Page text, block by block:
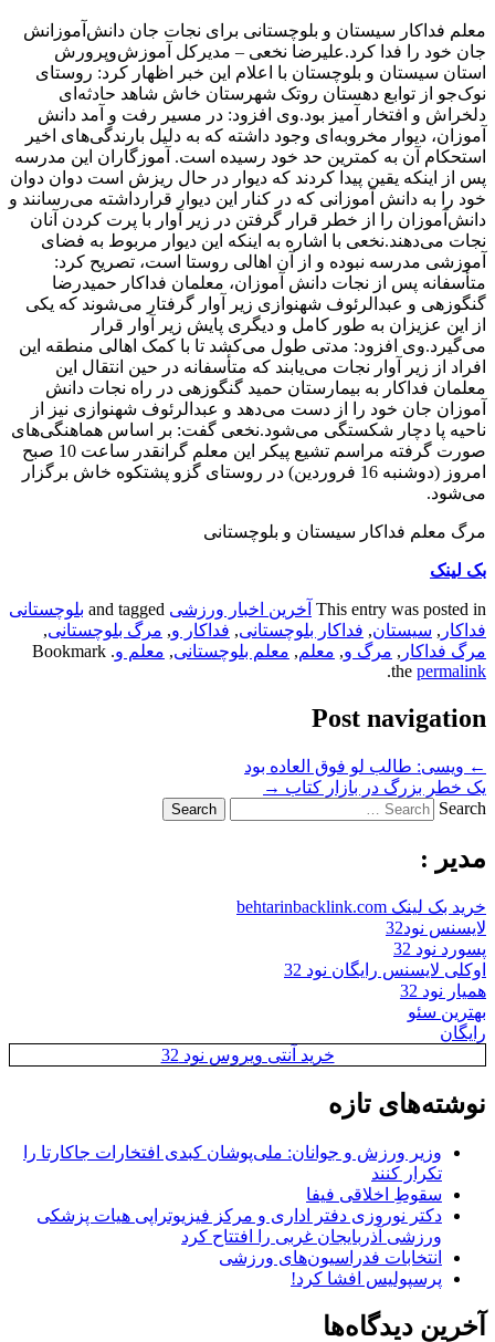
معلم فداکار سیستان و بلوچستانی برای نجات جان دانش‌آموزانش
جان خود را فدا کرد.علیرضا نخعی – مدیرکل آموزش‌وپرورش
استان سیستان و بلوچستان با اعلام این خبر اظهار کرد: روستای
نوک‌جو از توابع دهستان روتک شهرستان خاش شاهد حادثه‌ای
دلخراش و افتخار آمیز بود.وی افزود: در مسیر رفت و آمد دانش
آموزان، دیوار مخروبه‌ای وجود داشته که به دلیل بارندگی‌های اخیر
استحکام آن به کمترین حد خود رسیده است. آموزگاران این مدرسه
پس از اینکه یقین پیدا کردند که دیوار در حال ریزش است دوان دوان
خود را به دانش آموزانی که در کنار این دیوار قرارداشته می‌رسانند و
دانش‌آموزان را از خطر قرار گرفتن در زیر آوار با پرت کردن آنان
نجات می‌دهند.نخعی با اشاره به اینکه این دیوار مربوط به فضای
آموزشی مدرسه نبوده و از آن اهالی روستا است، تصریح کرد:
متأسفانه پس از نجات دانش آموزان، معلمان فداکار حمیدرضا
گنگوزهی و عبدالرئوف شهنوازی زیر آوار گرفتار می‌شوند که یکی
از این عزیزان به طور کامل و دیگری پایش زیر آوار قرار
می‌گیرد.وی افزود: مدتی طول می‌کشد تا با کمک اهالی منطقه این
افراد از زیر آوار نجات می‌یابند که متأسفانه در حین انتقال این
معلمان فداکار به بیمارستان حمید گنگوزهی در راه نجات دانش
آموزان جان خود را از دست می‌دهد و عبدالرئوف شهنوازی نیز از
ناحیه پا دچار شکستگی می‌‌شود.نخعی گفت: بر اساس هماهنگی‌های
صورت گرفته مراسم تشیع پیکر این معلم گرانقدر ساعت 10 صبح
امروز (دوشنبه 16 فروردین) در روستای گزو پشتکوه خاش برگزار
می‌شود.
مرگ معلم فداکار سیستان و بلوچستانی
بک لینک
This entry was posted in آخرین اخبار ورزشی
بلوچستانی
فداکار , سیستان, فداکار بلوچستانی, فداکار و, مرگ بلوچستانی,
مرگ فداکار , مرگ و, معلم, معلم بلوچستانی, معلم و . Bookmark
the permalink
.
Post navigation
← ویسی: طالب لو فوق العاده بود
یک خطر بزرگ در بازار کتاب →
Search
مدیر :
خرید بک لینک behtarinbacklink.com
لایسنس نود32
پسورد نود 32
اوکلی لایسنس رایگان نود 32
همیار نود 32
بهترین سئو
رایگان
خرید آنتی ویروس نود 32
نوشته‌های تازه
وزیر ورزش و جوانان: ملی‌پوشان کبدی افتخارات جاکارتا را
تکرار کنند
سقوطِ اخلاقی فیفا
دکتر نوروزی دفتر اداری و مرکز فیزیوتراپی هیات پزشکی
ورزشی آذربایجان غربی را افتتاح کرد
انتخابات فدراسیون‌های ورزشی
پرسپولیس افشا کرد!
آخرین دیدگاه‌ها